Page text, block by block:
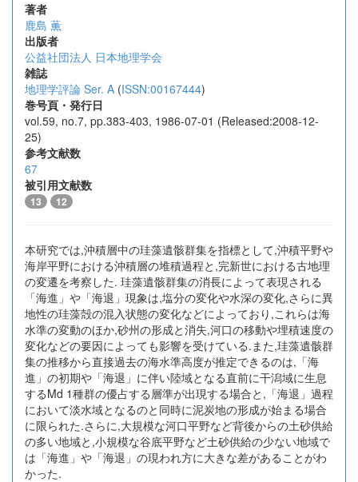
著者
鹿島 薫
出版者
公益社団法人 日本地理学会
雑誌
地理学評論 Ser. A (ISSN:00167444)
巻号頁・発行日
vol.59, no.7, pp.383-403, 1986-07-01 (Released:2008-12-
25)
参考文献数
67
被引用文献数
13 12
本研究では,沖積層中の珪藻遺骸群集を指標として,沖積平野や
海岸平野における沖積層の堆積過程と,完新世における古地理
の変遷を考察した. 珪藻遺骸群集の消長によって表現される
「海進」や「海退」現象は,塩分の変化や水深の変化,さらに異
地性の珪藻殻の混入状態の変化などによっており,これらは海
水準の変動のほか,砂州の形成と消失,河口の移動や埋積速度の
変化などの要因によっても影響を受けている.また,珪藻遺骸群
集の推移から直接過去の海水準高度が推定できるのは,「海
進」の初期や「海退」に伴い陸域となる直前に干潟域に生息
するMd 1種群の優占する層準が出現する場合と,「海退」過程
において淡水域となるのと同時に泥炭地の形成が始まる場合
に限られた.さらに,大規模な河口平野など背後からの土砂供給
の多い地域と,小規模な谷底平野など土砂供給の少ない地域で
は「海進」や「海退」の現われ方に大きな差があることがわ
かった.